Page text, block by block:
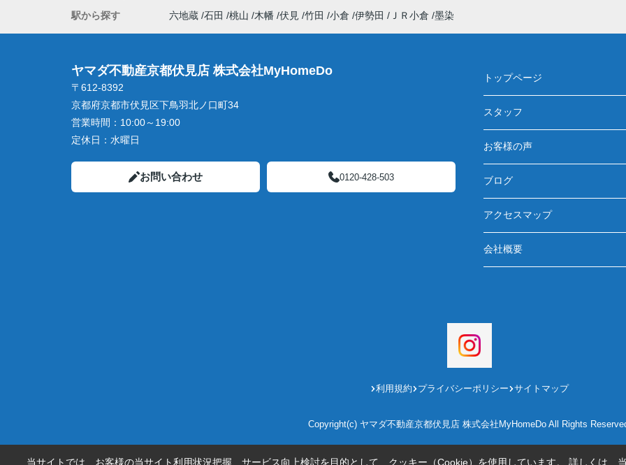
駅から探す
六地蔵 石田 桃山 木幡 伏見 竹田 小倉 伊勢田 ＪＲ小倉 墨染
ヤマダ不動産京都伏見店 株式会社MyHomeDo
〒612-8392
京都府京都市伏見区下鳥羽北ノ口町34
営業時間： 10:00～19:00
定休日： 水曜日
お問い合わせ 0120-428-503
トップページ
スタッフ
お客様の声
ブログ
アクセスマップ
会社概要
利用規約 プライバシーポリシー サイトマップ
Copyright(c) ヤマダ不動産京都伏見店 株式会社MyHomeDo All Rights
当サイトでは、お客様の当サイト利用状況把握、サービス向上検討を目的として、クッキー（Cookie）を使用しています。 詳しくは、